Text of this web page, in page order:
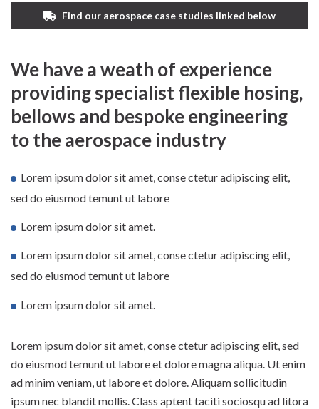
Find our aerospace case studies linked below
We have a weath of experience
providing specialist flexible hosing,
bellows and bespoke engineering
to the aerospace industry
Lorem ipsum dolor sit amet, conse ctetur adipiscing elit,
sed do eiusmod temunt ut labore
Lorem ipsum dolor sit amet.
Lorem ipsum dolor sit amet, conse ctetur adipiscing elit,
sed do eiusmod temunt ut labore
Lorem ipsum dolor sit amet.
Lorem ipsum dolor sit amet, conse ctetur adipiscing elit, sed
do eiusmod temunt ut labore et dolore magna aliqua. Ut enim
ad minim veniam, ut labore et dolore. Aliquam sollicitudin
ipsum nec blandit mollis. Class aptent taciti sociosqu ad litora